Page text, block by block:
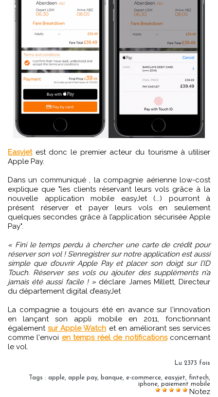
Easyjetest donc le premier acteur du tourisme à utiliser
Apple Pay.
Dans un communiqué , la compagnie aérienne low-cost
explique que "les clients réservant leurs vols grâce à la
nouvelle application mobile easyJet (...) pourront à
présent réserver et payer leurs vols en seulement
quelques secondes grâce à l’application sécurisée Apple
Pay".
« Fini le temps perdu à chercher une carte de crédit pour
réserver son vol ! S’enregistrer sur notre application est aussi
simple que d’ouvrir Apple Pay et placer son doigt sur l’ID
Touch. Réserver ses vols ou ajouter des suppléments n’a
jamais été aussi facile ! » déclare James Millett, Directeur
du département digital d’easyJet
La compagnie a toujours été en avance sur l'innovation
en lançant son appli mobile en 2011, fonctionnant
égalementsur Apple Watch et en améliorant ses services
comme l'envoi en temps réel de notificationsconcernant
le vol.
Lu 2373 fois
Tags : apple, apple pay, banque, e-commerce, easyjet, fintech,
iphone, paiement mobile
Notez